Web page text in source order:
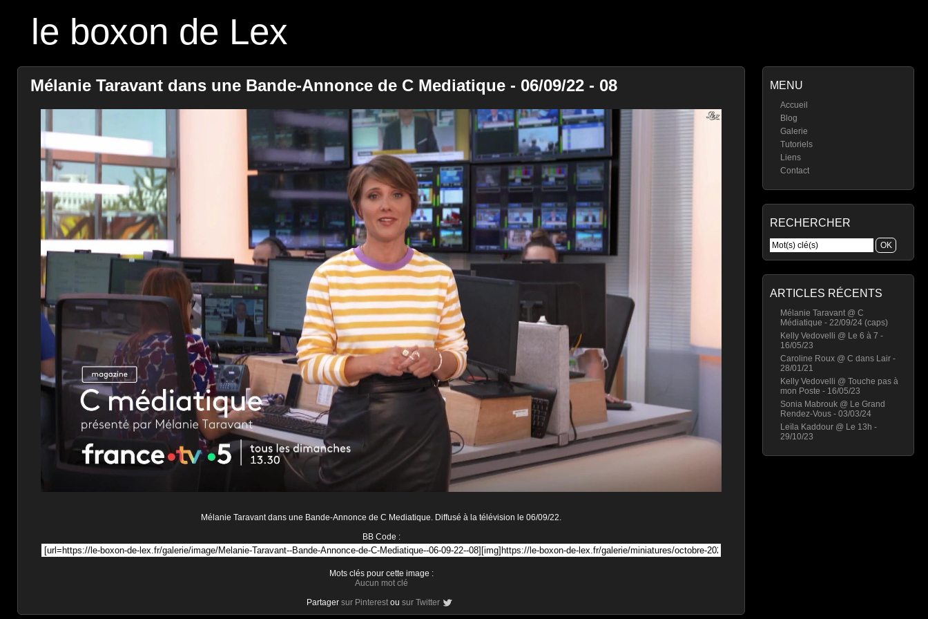
le boxon de Lex
MENU
Accueil
Blog
Galerie
Tutoriels
Liens
Contact
RECHERCHER
ARTICLES RÉCENTS
Mélanie Taravant @ C
Médiatique - 22/09/24 (caps)
Kelly Vedovelli @ Le 6 à 7 -
16/05/23
Caroline Roux @ C dans Lair -
28/01/21
Kelly Vedovelli @ Touche pas à
mon Poste - 16/05/23
Sonia Mabrouk @ Le Grand
Rendez-Vous - 03/03/24
Leïla Kaddour @ Le 13h -
29/10/23
Mélanie Taravant dans une Bande-Annonce de C Mediatique - 06/09/22 - 08
Mélanie Taravant dans une Bande-Annonce de C Mediatique. Diffusé à la télévision le 06/09/22.
BB Code :
Mots clés pour cette image :
Aucun mot clé
Partager sur Pinterest ou sur Twitter